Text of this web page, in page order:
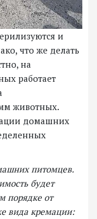
и
что же делать
на
работает
животных.
домашних
питомцев.
будет
порядке от
вида кремации: